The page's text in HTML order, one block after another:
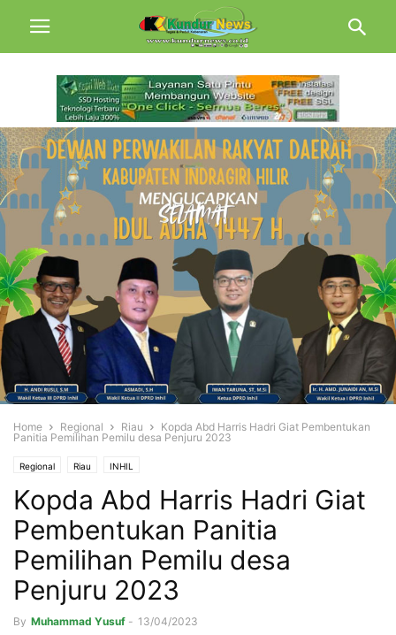
Home Regional Riau
Kopda Abd Harris Hadri Giat Pembentukan
Panitia Pemilihan Pemilu desa Penjuru 2023
Regional Riau INHIL
Kopda Abd Harris Hadri Giat
Pembentukan Panitia
Pemilihan Pemilu desa
Penjuru 2023
By Muhammad Yusuf - 13/04/2023